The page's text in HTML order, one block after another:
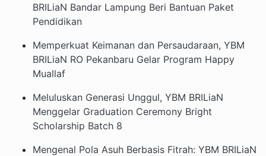
BRILiaN Bandar Lampung Beri Bantuan Paket
Pendidikan
Memperkuat Keimanan dan Persaudaraan, YBM
BRILiaN RO Pekanbaru Gelar Program Happy
Muallaf
Meluluskan Generasi Unggul, YBM BRILiaN
Menggelar Graduation Ceremony Bright
Scholarship Batch 8
Mengenal Pola Asuh Berbasis Fitrah: YBM BRILiaN